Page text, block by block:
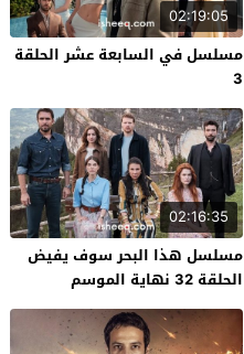
02:19:05
مسلسل في السابعة عشر الحلقة
3
02:16:35
مسلسل هذا البحر سوف يفيض
الحلقة 32 نهاية الموسم